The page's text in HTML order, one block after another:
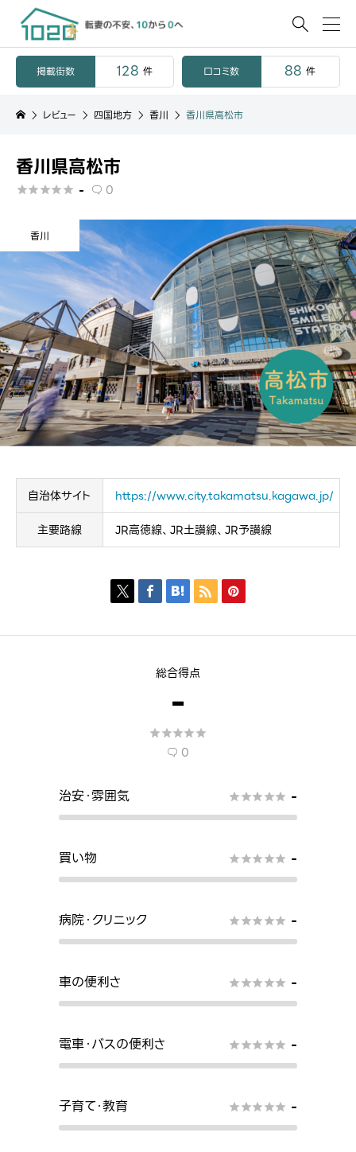

掲載街数 128 件 口コミ数 88 件
レビュー 四国地方 香川 香川県高松市
香川県高松市
 -  0
香川
自治体サイト
https://www.city.takamatsu.kagawa.jp/
主要路線
JR高徳線、JR土讃線、JR予讃線
    
総合得点
-

 0
治安・雰囲気  -
買い物  -
病院・クリニック  -
車の便利さ  -
電車・バスの便利さ  -
子育て・教育  -